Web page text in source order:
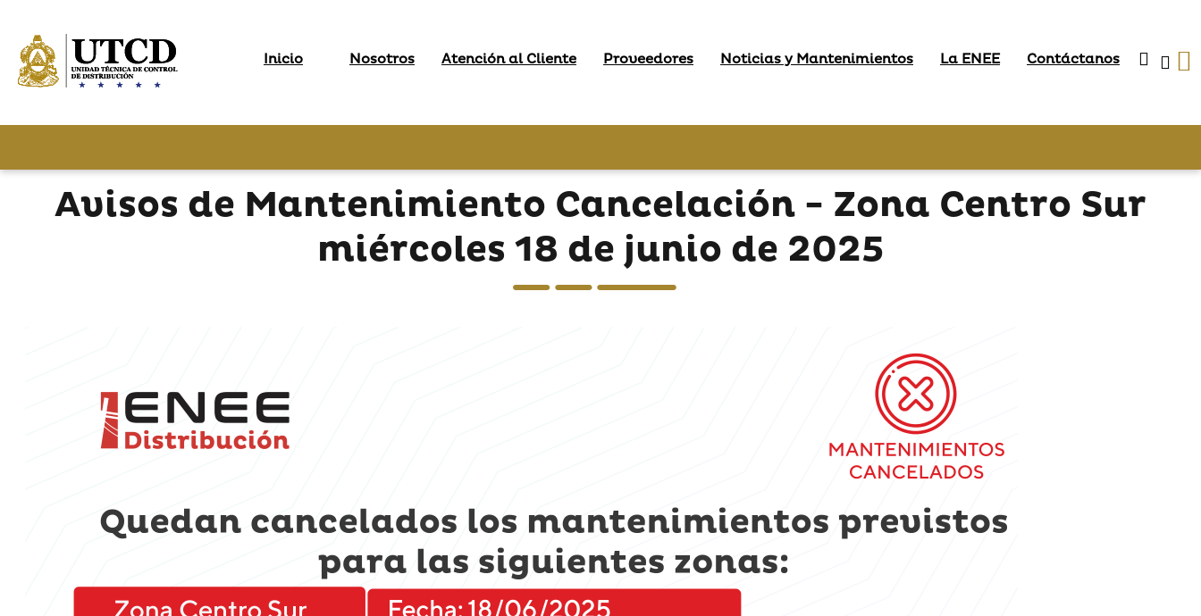
Inicio Nosotros Atención al Cliente Proveedores Noticias y Mantenimientos La ENEE Contáctanos
Avisos de Mantenimiento Cancelación - Zona Centro Sur
miércoles 18 de junio de 2025